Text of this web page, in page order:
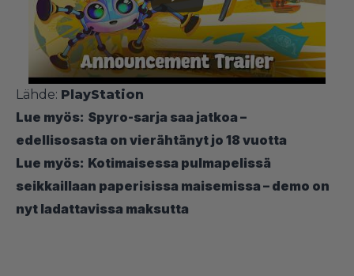
Lähde: PlayStation
Lue myös: Spyro-sarja saa jatkoa –
edellisosasta on vierähtänyt jo 18 vuotta
Lue myös: Kotimaisessa pulmapelissä
seikkaillaan paperisissa maisemissa – demo on
nyt ladattavissa maksutta